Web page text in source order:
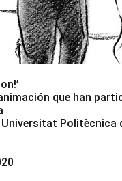
que han
Politècnica